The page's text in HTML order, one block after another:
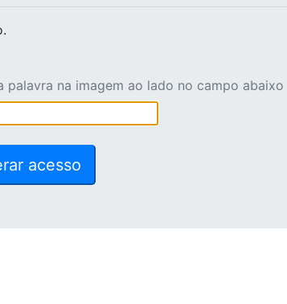
palavra na imagem ao lado no campo abaixo